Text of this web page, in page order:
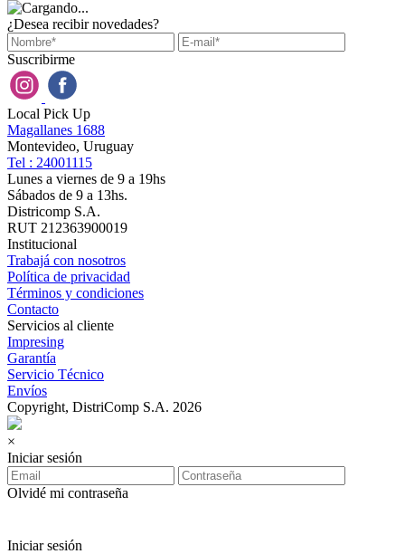
¿Desea recibir novedades?
Suscribirme
Local Pick Up
Magallanes 1688
Montevideo, Uruguay
Tel : 24001115
Lunes a viernes de 9 a 19hs
Sábados de 9 a 13hs.
Districomp S.A.
RUT 212363900019
Institucional
Trabajá con nosotros
Política de privacidad
Términos y condiciones
Contacto
Servicios al cliente
Impresing
Garantía
Servicio Técnico
Envíos
Copyright, DistriComp S.A. 2026
×
Iniciar sesión
Olvidé mi contraseña
Iniciar sesión